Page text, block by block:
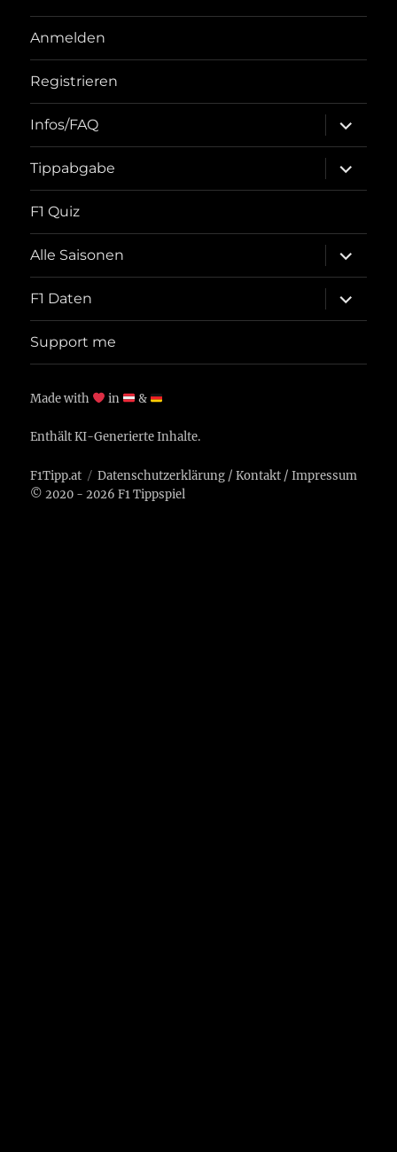
Anmelden
Registrieren
Infos/FAQ
öffnen
Tippabgabe
öffnen
F1 Quiz
Alle Saisonen
öffnen
F1 Daten
öffnen
Support me
Made with in &
Enthält KI-Generierte Inhalte.
F1Tipp.at Datenschutzerklärung /Kontakt /Impressum
© 2020 - 2026 F1 Tippspiel